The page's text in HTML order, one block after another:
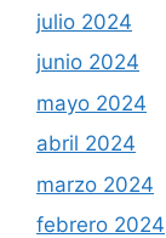
julio 2024
junio 2024
mayo 2024
abril 2024
marzo 2024
febrero 2024